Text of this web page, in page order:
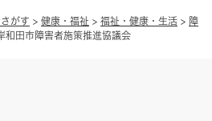
がす > 健康・福祉 > 福祉・健康・生活 > 障
和田市障害者施策推進協議会